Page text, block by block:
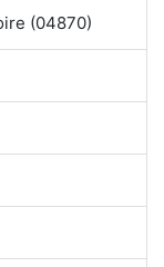
(04870)